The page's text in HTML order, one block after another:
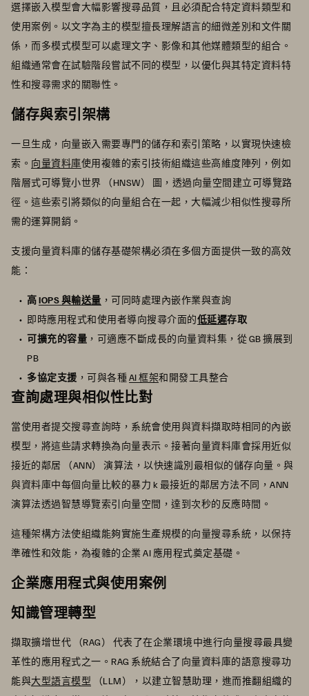
選擇嵌入模型會大幅影響搜尋品質，且必須配合特定資料類型和
使用案例。以文字為主的模型擅長理解語言的細微差別和文件關
係，而多模式模型可以處理文字、影像和其他媒體類型的組合。
組織通常會在試驗階段嘗試不同的模型，以優化與其特定資料特
性和搜尋需求的關聯性。
儲存與索引架構
一旦生成，向量嵌入需要專門的儲存和索引策略，以實現快速檢
索。 向量資料庫使用複雜的索引技術組織這些高維度陣列，例如
階層式可導覽小世界 （HNSW） 圖，透過向量空間建立可導覽路
徑。這些索引將類似的向量組合在一起，大幅減少相似性搜尋所
需的運算開銷。
支援向量資料庫的儲存基礎架構必須在多個方面提供一致的高效
能：
高IOPS 與輸送量 ，可同時處理內嵌作業與查詢
即時應用程式和使用者導向搜尋介面的低延遲存取
可擴充的容量 ，可適應不斷成長的向量資料集，從 GB 擴展到
PB
多協定支援 ，可與各種AI 框架和開發工具整合
查詢處理與相似性比對
當使用者提交搜尋查詢時，系統會使用與資料擷取時相同的內嵌
模型，將這些請求轉換為向量表示。接著向量資料庫會採用近似
接近的鄰居 （ANN） 演算法，以快速識別最相似的儲存向量。與
與資料庫中每個向量比較的暴力 k 最接近的鄰居方法不同，ANN
演算法透過智慧導覽索引向量空間，達到次秒的反應時間。
這種架構方法使組織能夠實施生產規模的向量搜尋系統，以保持
準確性和效能，為複雜的企業 AI 應用程式奠定基礎。
企業應用程式與使用案例
知識管理轉型
擷取擴增世代 （RAG） 代表了在企業環境中進行向量搜尋最具變
革性的應用程式之一。RAG 系統結合了向量資料庫的語意搜尋功
能與大型語言模型 （LLM），以建立智慧助理，進而推翻組織的